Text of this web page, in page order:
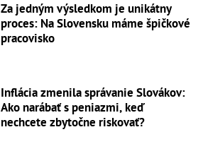
Za jedným výsledkom je unikátny
proces: Na Slovensku máme špičkové
pracovisko
Inflácia zmenila správanie Slovákov:
Ako narábať s peniazmi, keď
nechcete zbytočne riskovať?